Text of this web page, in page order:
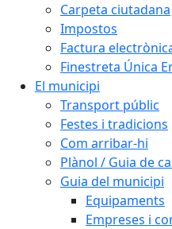
Carpeta ciutadana
Impostos
Factura
Finestreta Única
El municipi
Transport públic
Festes i tradicions
Com arribar-hi
Plànol / Guia de
Guia del municipi
Equipaments
Empreses i